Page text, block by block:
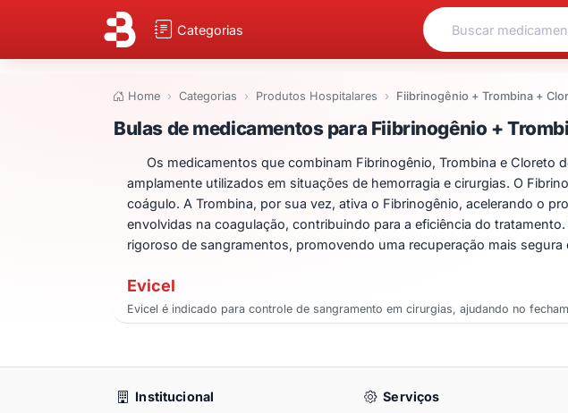
Categorias
Home Categorias Produtos Hospitalares Fiibrinogênio + Trombina +
Bulas de medicamentos
Bulas de medicamentos para Fiibrinogênio +
Os medicamentos que combinam Fibrinogênio, Trombina e Cloreto
amplamente utilizados em situações de hemorragia e cirurgias. O
coágulo. A Trombina, por sua vez, ativa o Fibrinogênio, acelerando o
envolvidas na coagulação, contribuindo para a eficiência do
rigoroso de sangramentos, promovendo uma recuperação mais segura
Evicel
Evicel é indicado para controle de sangramento em cirurgias, ajudando no
Institucional
Serviços